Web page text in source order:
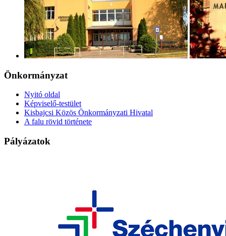
Önkormányzat
Nyitó oldal
Képviselő-testület
Kisbajcsi Közös Önkormányzati Hivatal
A falu rövid története
Pályázatok